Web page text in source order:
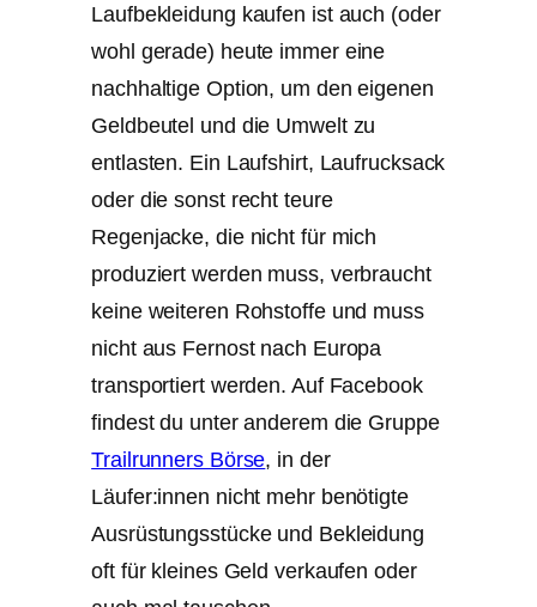
Laufbekleidung kaufen ist auch (oder
wohl gerade) heute immer eine
nachhaltige Option, um den eigenen
Geldbeutel und die Umwelt zu
entlasten. Ein Laufshirt, Laufrucksack
oder die sonst recht teure
Regenjacke, die nicht für mich
produziert werden muss, verbraucht
keine weiteren Rohstoffe und muss
nicht aus Fernost nach Europa
transportiert werden. Auf Facebook
findest du unter anderem die Gruppe
Trailrunners Börse, in der
Läufer:innen nicht mehr benötigte
Ausrüstungsstücke und Bekleidung
oft für kleines Geld verkaufen oder